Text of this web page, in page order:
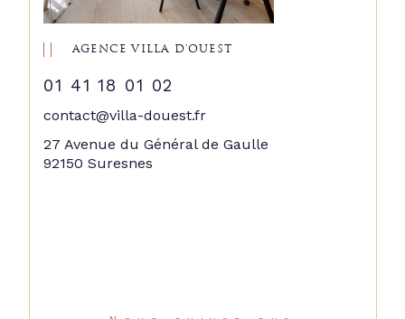
AGENCE VILLA D'OUEST
01 41 18 01 02
contact@villa-douest.fr
27 Avenue du Général de Gaulle
92150 Suresnes